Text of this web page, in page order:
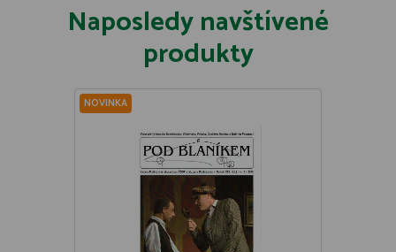
Naposledy navštívené
produkty
NOVINKA